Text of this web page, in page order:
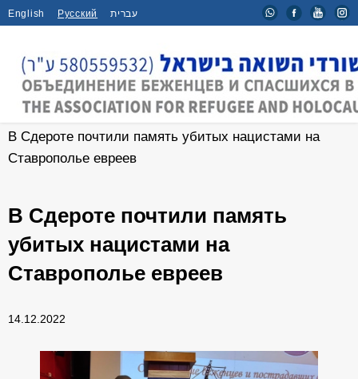
English Русский עברית
Главная / Мероприятия /
В Сдероте почтили память убитых нацистами на
Ставрополье евреев
В Сдероте почтили память
убитых нацистами на
Ставрополье евреев
14.12.2022